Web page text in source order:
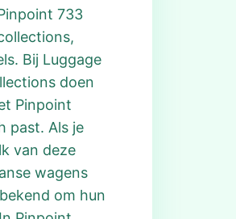
733
Bij Luggage
doen
Pinpoint
past. Als je
van deze
wagens
om hun